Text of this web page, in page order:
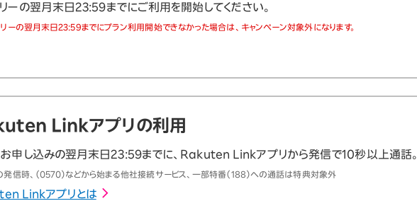
ーの翌月末日23:59までにご利用を開始してください。
ーの翌月末日23:59までにプラン利用開始できなかった場合は、キャンペーン対象外になります。
Linkアプリの利用
お申し込みの翌月末日23:59までに、Rakuten Linkアプリから発信で10秒以上通話。
信時、（0570）などから始まる他社接続サービス、一部特番（188）への通話は特典対象外
Linkアプリとは